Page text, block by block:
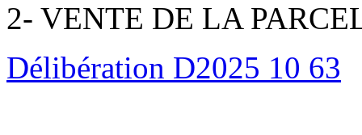
2- VENTE DE LA
Délibération D2025 10 63